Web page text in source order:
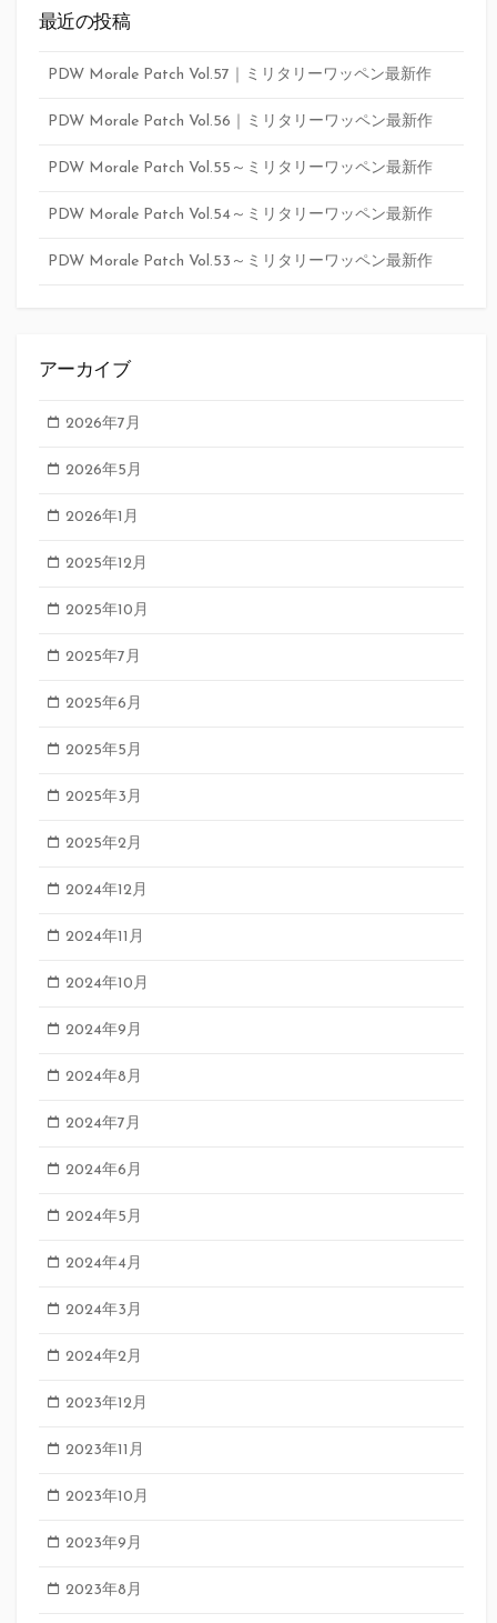
最近の投稿
PDW Morale Patch Vol.57｜ミリタリーワッペン最新作
PDW Morale Patch Vol.56｜ミリタリーワッペン最新作
PDW Morale Patch Vol.55～ミリタリーワッペン最新作
PDW Morale Patch Vol.54～ミリタリーワッペン最新作
PDW Morale Patch Vol.53～ミリタリーワッペン最新作
アーカイブ
2026年7月
2026年5月
2026年1月
2025年12月
2025年10月
2025年7月
2025年6月
2025年5月
2025年3月
2025年2月
2024年12月
2024年11月
2024年10月
2024年9月
2024年8月
2024年7月
2024年6月
2024年5月
2024年4月
2024年3月
2024年2月
2023年12月
2023年11月
2023年10月
2023年9月
2023年8月